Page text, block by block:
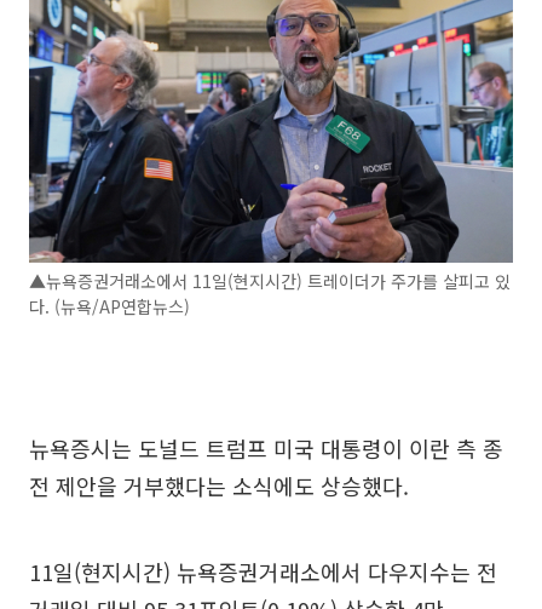
▲뉴욕증권거래소에서 11일(현지시간) 트레이더가 주가를 살피고 있
다. (뉴욕/AP연합뉴스)
뉴욕증시는 도널드 트럼프 미국 대통령이 이란 측 종
전 제안을 거부했다는 소식에도 상승했다.
11일(현지시간) 뉴욕증권거래소에서 다우지수는 전